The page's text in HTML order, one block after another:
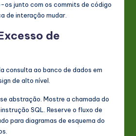
os junto com os commits de código
de interação mudar.
de
consulta ao banco de dados em
de alto nível.
abstração. Mostre a chamada do
SQL. Reserve o fluxo de
para diagramas de esquema do